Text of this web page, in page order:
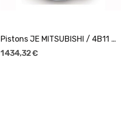
Pistons JE MITSUBISHI / 4B11 Ø86,5
1 434,32 €